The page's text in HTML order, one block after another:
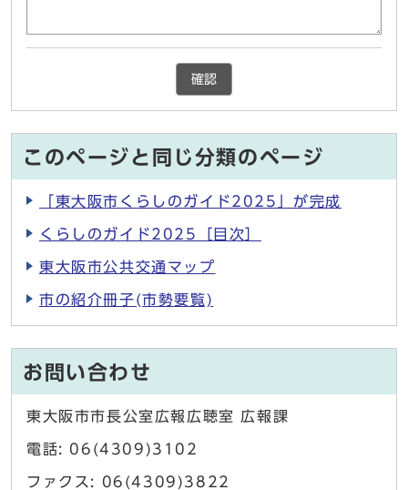
確認
このページと同じ分類のページ
「東大阪市くらしのガイド2025」が完成
くらしのガイド2025［目次］
東大阪市公共交通マップ
市の紹介冊子(市勢要覧)
お問い合わせ
東大阪市市長公室広報広聴室 広報課
電話: 06(4309)3102
ファクス: 06(4309)3822